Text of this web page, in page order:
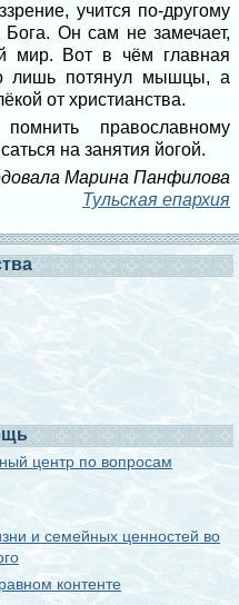
учится по-другому
Он сам не замечает,
мир. Вот в чём главная
лишь потянул мышцы, а
от христианства.
православному
на занятия йогой.
Марина Панфилова
Тульская епархия
центр по вопросам
и семейных ценностей во
контенте